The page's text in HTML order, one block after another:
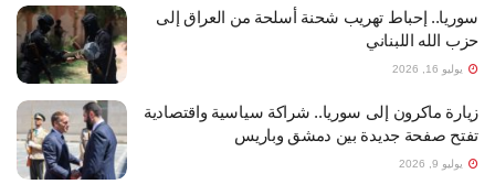
سوريا.. إحباط تهريب شحنة أسلحة من العراق إلى
حزب الله اللبناني
يوليو 16, 2026
زيارة ماكرون إلى سوريا.. شراكة سياسية واقتصادية
تفتح صفحة جديدة بين دمشق وباريس
يوليو 9, 2026